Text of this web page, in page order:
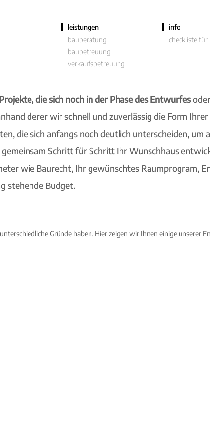
leistungen
bauberatung
baubetreuung
verkaufsbetreuung
info
checkliste für
die sich noch in der Phase des Entwurfes
derer wir schnell und zuverlässig die Form
die sich anfangs noch deutlich unterscheiden, um
Schritt für Schritt Ihr Wunschhaus
wie Baurecht, Ihr gewünschtes Raumprogram,
stehende Budget.
Gründe haben. Hier zeigen wir Ihnen einige unserer